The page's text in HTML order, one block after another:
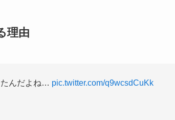
理由
たんだよね… pic.twitter.com/q9wcsdCuKk